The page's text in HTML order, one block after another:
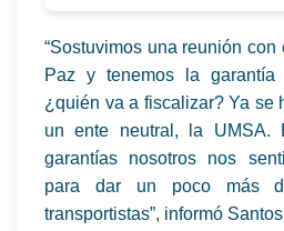
“Sostuvimos una reunión
Paz y tenemos la
¿quién va a fiscalizar? Ya se
un ente neutral, la UMSA.
garantías nosotros nos
para dar un poco más
transportistas”, informó